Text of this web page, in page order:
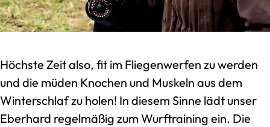
Höchste Zeit also, fit im Fliegenwerfen zu werden
und die müden Knochen und Muskeln aus dem
Winterschlaf zu holen! In diesem Sinne lädt unser
Eberhard regelmäßig zum Wurftraining ein. Die